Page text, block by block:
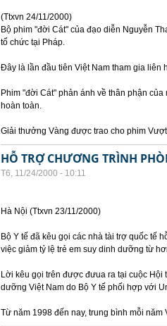
(Ttxvn 24/11/2000)
Bộ phim "đời Cát" của đạo diễn Nguyễn
tổ chức tại Pháp.
Đây là lần đầu tiên Việt Nam tham gia liên
Phim "đời Cát" phản ánh về thân phận
hoàn toàn.
Giải thưởng Vàng được trao cho phim
HỖ TRỢ CHƯƠNG TRÌNH
T6, 11/24/2000 - 10:11
Hà Nội (Ttxvn 23/11/2000)
Bộ Y tế đã kêu gọi các nhà tài trợ quốc tế
việc giảm tỷ lệ trẻ em suy dinh dưỡng từ
Lời kêu gọi trên được đưua ra tại cuộc
dưỡng Việt Nam do Bộ Y tế phối hợp với
Từ năm 1998 đến nay, trung bình mỗi năm